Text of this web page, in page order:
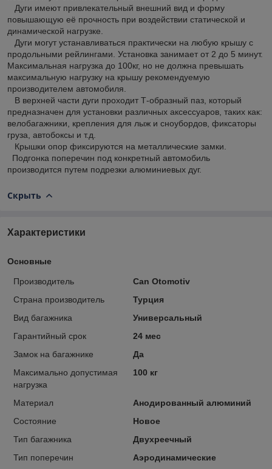
Дуги имеют привлекательный внешний вид и форму
повышающую её прочность при воздействии статической и
динамической нагрузке.
Дуги могут устанавливаться практически на любую крышу с
продольными рейлингами. Установка занимает от 2 до 5 минут.
Максимальная нагрузка до 100кг, но не должна превышать
максимальную нагрузку на крышу рекомендуемую
производителем автомобиля.
В верхней части дуги проходит Т-образный паз, который
предназначен для установки различных аксессуаров, таких как:
велобагажники, крепления для лыж и сноубордов, фиксаторы
груза, автобоксы и т.д.
Крышки опор фиксируются на металлические замки.
Подгонка поперечин под конкретный автомобиль
производится путем подрезки алюминиевых дуг.
Скрыть
Характеристики
Основные
Производитель
Can Otomotiv
Страна производитель
Турция
Вид багажника
Универсальный
Гарантийный срок
24 мес
Замок на багажнике
Да
Максимально допустимая
нагрузка
100 кг
Материал
Анодированный алюминий
Состояние
Новое
Тип багажника
Двухреечный
Тип поперечин
Аэродинамические